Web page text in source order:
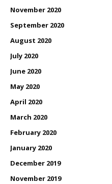
November 2020
September 2020
August 2020
July 2020
June 2020
May 2020
April 2020
March 2020
February 2020
January 2020
December 2019
November 2019